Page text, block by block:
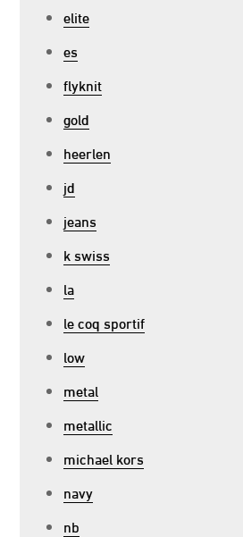
elite
es
flyknit
gold
heerlen
jd
jeans
k swiss
la
le coq sportif
low
metal
metallic
michael kors
navy
nb